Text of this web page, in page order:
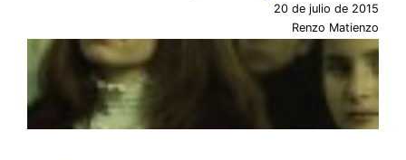
20 de julio de 2015
Renzo Matienzo